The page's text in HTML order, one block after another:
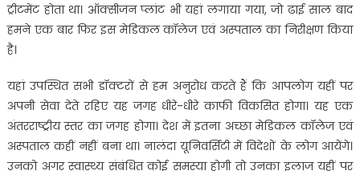
ट्रीटमेंट होता था। ऑक्सीजन प्लांट भी यहां लगाया गया, जो ढाई साल बाद
हमने एक बार फिर इस मेडिकल कॉलेज एवं अस्पताल का निरीक्षण किया
है।
यहां उपस्थित सभी डॉक्टरों से हम अनुरोध करते हैं कि आपलोग यहीं पर
अपनी सेवा देते रहिए यह जगह धीरे-धीरे काफी विकसित होगा। यह एक
अंतरराष्ट्रीय स्तर का जगह होगा। देश में इतना अच्छा मेडिकल कॉलेज एवं
अस्पताल कहीं नहीं बना था। नालंदा यूनिवर्सिटी में विदेशों के लोग आयेंगे।
उनको अगर स्वास्थ्य संबंधित कोई समस्या होगी तो उनका इलाज यहीं पर